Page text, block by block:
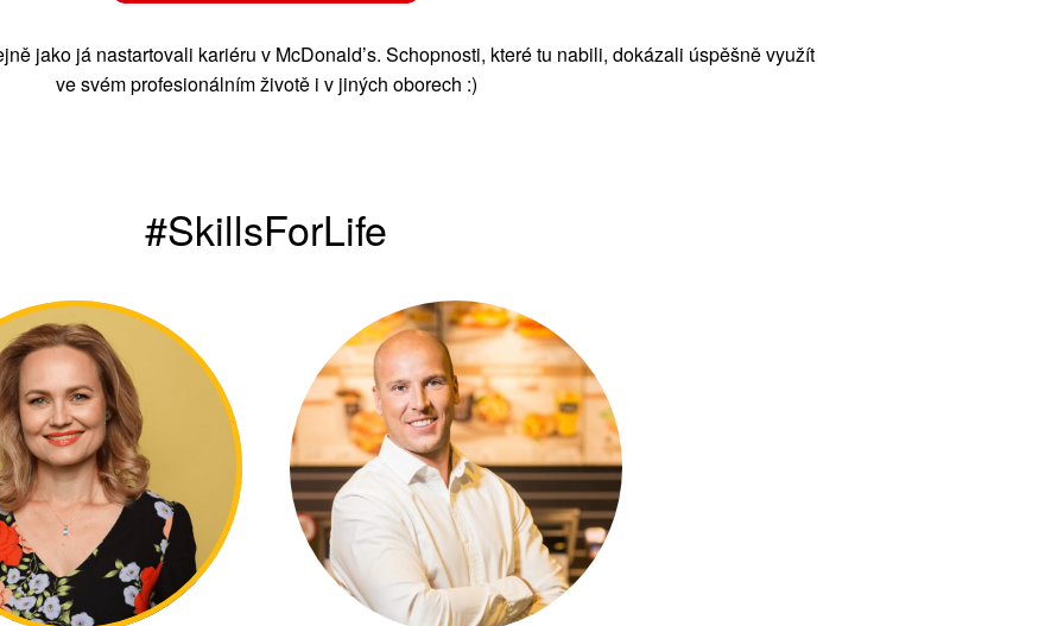
jako já nastartovali kariéru v McDonald’s. Schopnosti, které tu nabili, dokázali úspěšně využít
ve svém profesionálním životě i v jiných oborech :)
#SkillsForLife